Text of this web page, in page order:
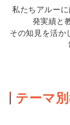
私たちアルー
発実績と
その知見を活か
テーマ